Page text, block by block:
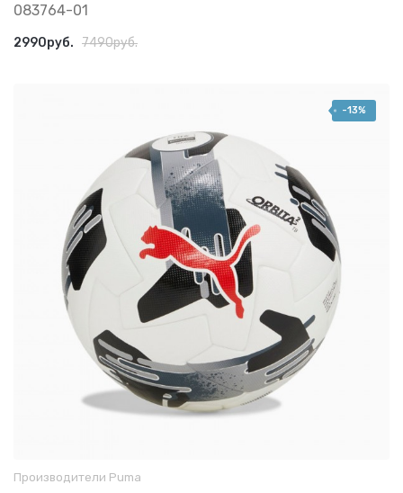
083764-01
2990руб. 7490руб.
-13%
Производители Puma